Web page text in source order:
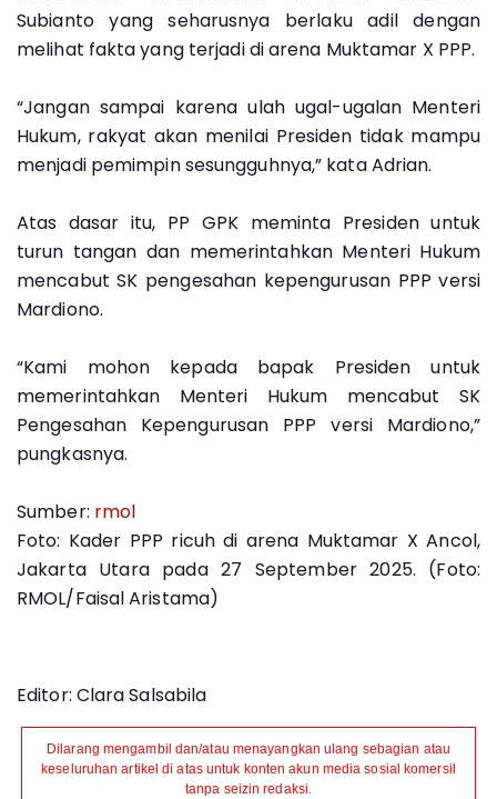
Subianto yang seharusnya berlaku adil dengan
melihat fakta yang terjadi di arena Muktamar X PPP.
“Jangan sampai karena ulah ugal-ugalan Menteri
Hukum, rakyat akan menilai Presiden tidak mampu
menjadi pemimpin sesungguhnya,” kata Adrian.
Atas dasar itu, PP GPK meminta Presiden untuk
turun tangan dan memerintahkan Menteri Hukum
mencabut SK pengesahan kepengurusan PPP versi
Mardiono.
“Kami mohon kepada bapak Presiden untuk
memerintahkan Menteri Hukum mencabut SK
Pengesahan Kepengurusan PPP versi Mardiono,”
pungkasnya.
Sumber: rmol
Foto: Kader PPP ricuh di arena Muktamar X Ancol,
Jakarta Utara pada 27 September 2025. (Foto:
RMOL/Faisal Aristama)
Editor: Clara Salsabila
Dilarang mengambil dan/atau menayangkan ulang sebagian atau
keseluruhan artikel di atas untuk konten akun media sosial komersil
tanpa seizin redaksi.